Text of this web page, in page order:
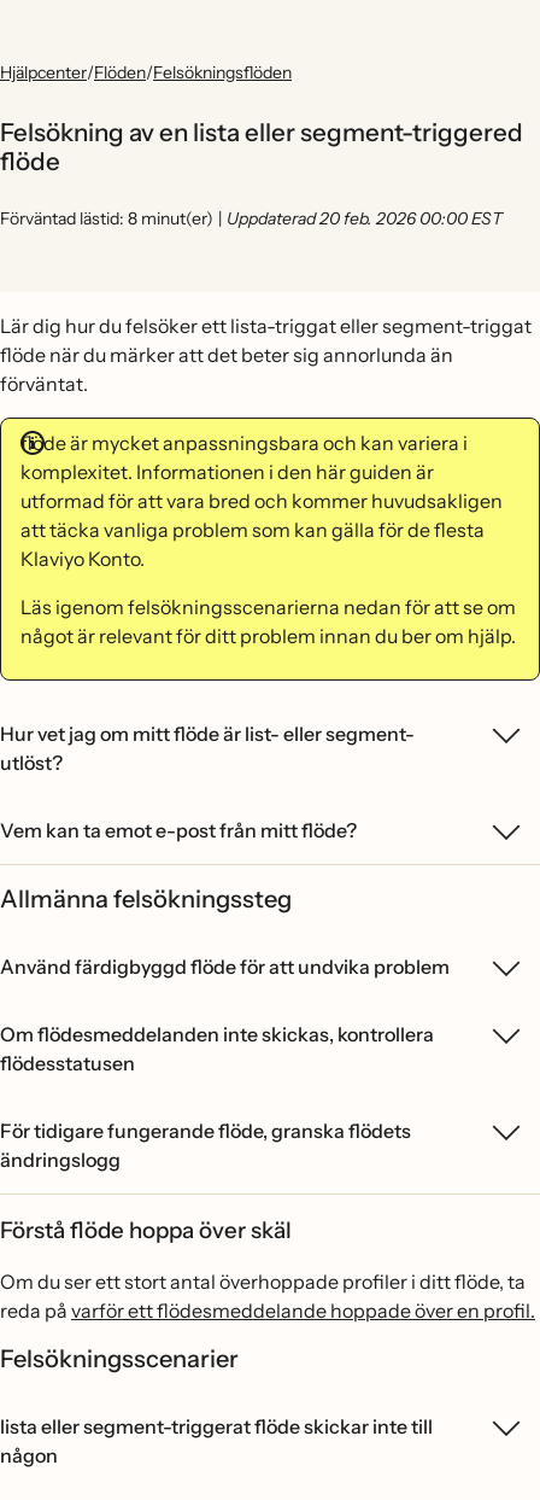
Hjälpcenter/Flöden/Felsökningsflöden
Felsökning av en lista eller segment-triggered
flöde
Förväntad lästid: 8 minut(er) | Uppdaterad 20 feb. 2026 00:00 EST
Lär dig hur du felsöker ett lista-triggat eller segment-triggat
flöde när du märker att det beter sig annorlunda än
förväntat.
flöde är mycket anpassningsbara och kan variera i
komplexitet. Informationen i den här guiden är
utformad för att vara bred och kommer huvudsakligen
att täcka vanliga problem som kan gälla för de flesta
Klaviyo Konto.
Läs igenom felsökningsscenarierna nedan för att se om
något är relevant för ditt problem innan du ber om hjälp.
Hur vet jag om mitt flöde är list- eller segment-
utlöst?
Vem kan ta emot e-post från mitt flöde?
Allmänna felsökningssteg
Använd färdigbyggd flöde för att undvika problem
Om flödesmeddelanden inte skickas, kontrollera
flödesstatusen
För tidigare fungerande flöde, granska flödets
ändringslogg
Förstå flöde hoppa över skäl
Om du ser ett stort antal överhoppade profiler i ditt flöde, ta
reda på varför ett flödesmeddelande hoppade över en profil.
Felsökningsscenarier
lista eller segment-triggerat flöde skickar inte till
någon